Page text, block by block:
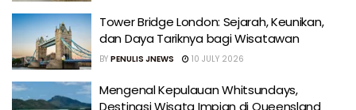
Tower Bridge London: Sejarah, Keunikan,
dan Daya Tariknya bagi Wisatawan
BY PENULIS JNEWS 10 JULY 2026
Mengenal Kepulauan Whitsundays,
Destinasi Wisata Impian di Queensland